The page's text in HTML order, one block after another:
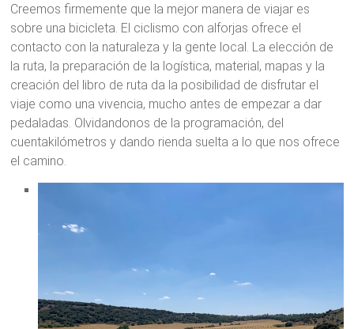
Creemos firmemente que la mejor manera de viajar es
sobre una bicicleta. El ciclismo con alforjas ofrece el
contacto con la naturaleza y la gente local. La elección de
la ruta, la preparación de la logística, material, mapas y la
creación del libro de ruta da la posibilidad de disfrutar el
viaje como una vivencia, mucho antes de empezar a dar
pedaladas. Olvidandonos de la programación, del
cuentakilómetros y dando rienda suelta a lo que nos ofrece
el camino.